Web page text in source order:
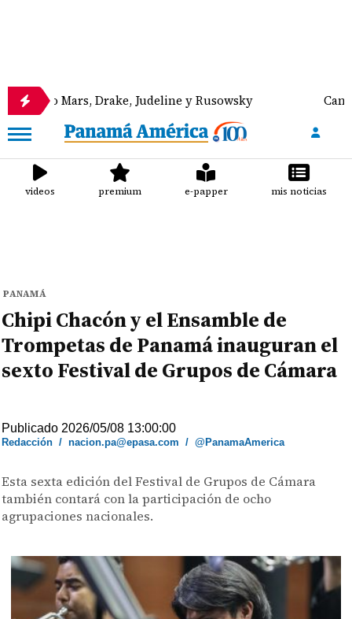
Drake, Judeline y Rusowsky Canal de
videos premium e-papper mis noticias
PANAMÁ
Chipi Chacón y el Ensamble de
Trompetas de Panamá inauguran el
sexto Festival de Grupos de Cámara
Publicado 2026/05/08 13:00:00
Redacción /nacion.pa@epasa.com /@PanamaAmerica
Esta sexta edición del Festival de Grupos de Cámara
también contará con la participación de ocho
agrupaciones nacionales.